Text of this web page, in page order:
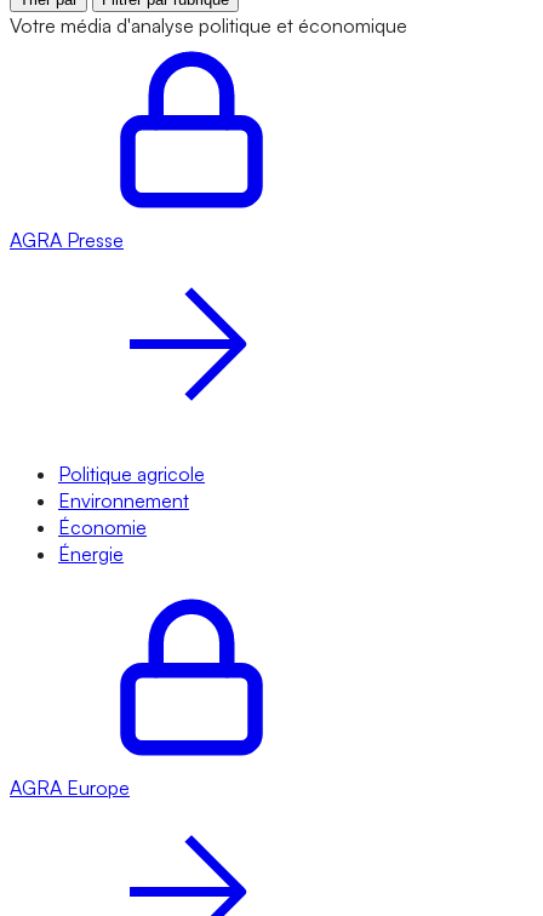
Votre média d'analyse politique et économique
AGRA Presse
Politique agricole
Environnement
Économie
Énergie
AGRA Europe